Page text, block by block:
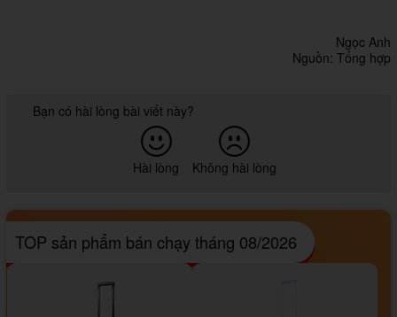
Ngọc Anh
Nguồn: Tổng hợp
Bạn có hài lòng bài viết này?
Hài lòng Không hài lòng
TOP sản phẩm bán chạy tháng 08/2026